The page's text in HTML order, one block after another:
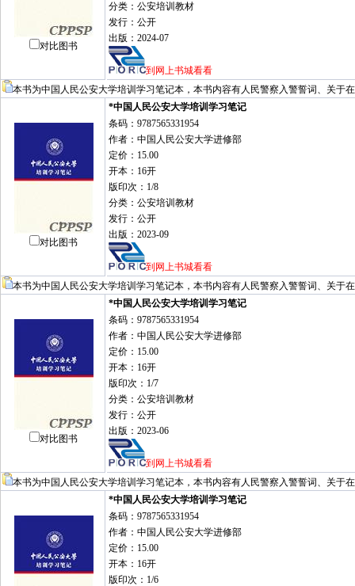
对比图书
分类：公安培训教材
发行：公开
出版：2024-07
到网上书城看看
本书为中国人民公安大学培训学习笔记本，本书内容有人民警察入警誓词、关
对比图书
*中国人民公安大学培训学习笔记
条码：9787565331954
作者：中国人民公安大学进修部
定价：15.00
开本：16开
版印次：1/8
分类：公安培训教材
发行：公开
出版：2023-09
到网上书城看看
本书为中国人民公安大学培训学习笔记本，本书内容有人民警察入警誓词、关
对比图书
*中国人民公安大学培训学习笔记
条码：9787565331954
作者：中国人民公安大学进修部
定价：15.00
开本：16开
版印次：1/7
分类：公安培训教材
发行：公开
出版：2023-06
到网上书城看看
本书为中国人民公安大学培训学习笔记本，本书内容有人民警察入警誓词、关
*中国人民公安大学培训学习笔记
条码：9787565331954
作者：中国人民公安大学进修部
定价：15.00
开本：16开
版印次：1/6